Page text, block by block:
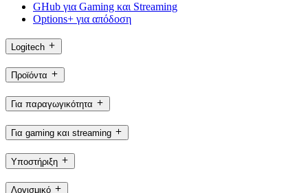
GHub για Gaming και Streaming
Options+ για απόδοση
Logitech
Προϊόντα
Για παραγωγικότητα
Για gaming και streaming
Υποστήριξη
Λογισμικό